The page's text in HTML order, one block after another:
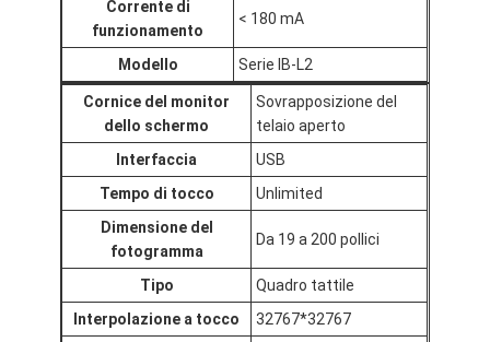
Corrente di
funzionamento
< 180 mA
Modello Serie IB-L2
Cornice del monitor
dello schermo
Sovrapposizione del
telaio aperto
Interfaccia
USB
Tempo di tocco
Unlimited
Dimensione del
fotogramma
Da 19 a 200 pollici
Tipo
Quadro tattile
Interpolazione a tocco
32767*32767